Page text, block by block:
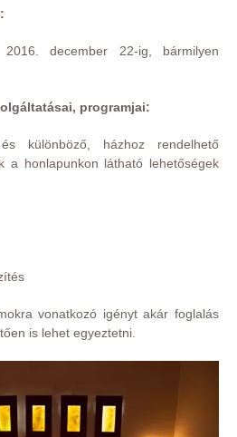
december 22-ig, bármilyen
programjai:
különböző, házhoz rendelhető
a honlapunkon látható lehetőségek
vonatkozó igényt akár foglalás
is lehet egyeztetni.